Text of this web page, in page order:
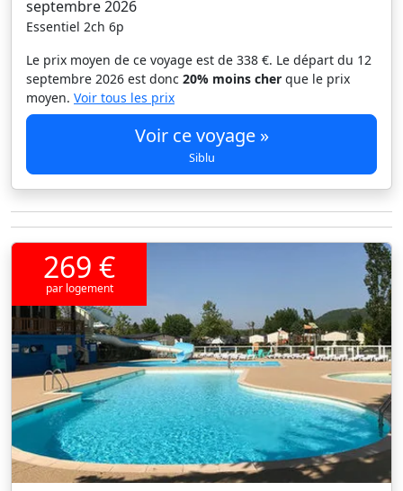
septembre 2026
Essentiel 2ch 6p
Le prix moyen de ce voyage est de 338 €. Le départ du 12
septembre 2026 est donc 20% moins cher que le prix
moyen. Voir tous les prix
Voir ce voyage »
Siblu
269 €
par logement